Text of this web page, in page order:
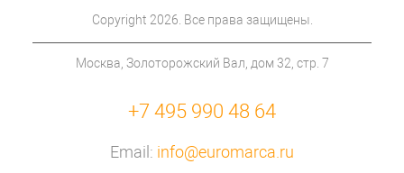
Copyright 2026. Все права защищены.
Москва, Золоторожский Вал, дом 32, стр. 7
+7 495 990 48 64
Email: info@euromarca.ru